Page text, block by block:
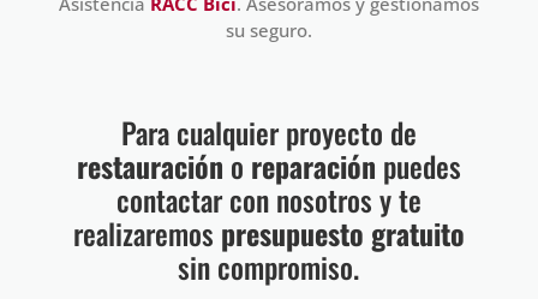
su seguro.
Para cualquier proyecto de
restauracióno reparación puedes
contactar con nosotros y te
realizaremos presupuesto gratuito
sin compromiso.